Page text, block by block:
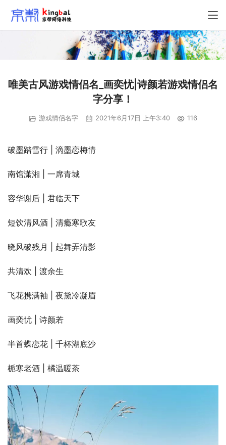
唯美古风游戏情侣名_画奕忧|诗颜若游戏情侣名
字分享！
游戏情侣名字 2021年6月17日 上午3:40 116
破墨踏雪行 | 滴墨恋梅情
南馆潇湘 | 一席青城
容华谢后 | 君临天下
短饮清风酒 | 清瘾寒歌友
晓风破残月 | 起舞弄清影
共清欢 | 渡余生
飞花携满袖 | 夜黛冷凝眉
画奕忧 | 诗颜若
半首蝶恋花 | 千杯湖底沙
栀寒老酒 | 橘温暖茶